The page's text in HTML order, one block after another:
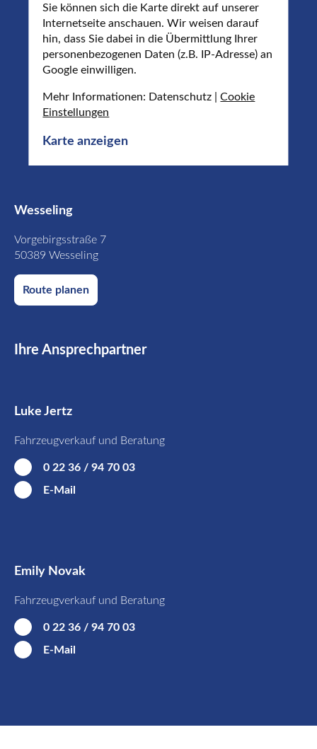
Sie können sich die Karte direkt auf unserer
Internetseite anschauen. Wir weisen darauf
hin, dass Sie dabei in die Übermittlung Ihrer
personenbezogenen Daten (z.B. IP-Adresse) an
Google einwilligen.
Mehr Informationen: Datenschutz |Cookie
Einstellungen
Karte anzeigen
Wesseling
Vorgebirgsstraße 7
50389 Wesseling
Route planen
Ihre Ansprechpartner
Luke Jertz
Fahrzeugverkauf und Beratung
0 22 36 / 94 70 03
E-Mail
Emily Novak
Fahrzeugverkauf und Beratung
0 22 36 / 94 70 03
E-Mail